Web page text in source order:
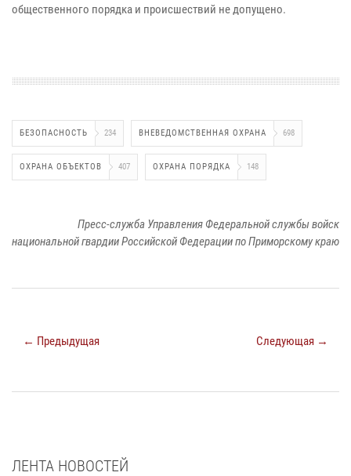
общественного порядка и происшествий не допущено.
БЕЗОПАСНОСТЬ 234 ВНЕВЕДОМСТВЕННАЯ ОХРАНА 698
ОХРАНА ОБЪЕКТОВ 407 ОХРАНА ПОРЯДКА 148
Пресс-служба Управления Федеральной службы войск
национальной гвардии Российской Федерации по Приморскому краю
← Предыдущая Следующая →
ЛЕНТА НОВОСТЕЙ